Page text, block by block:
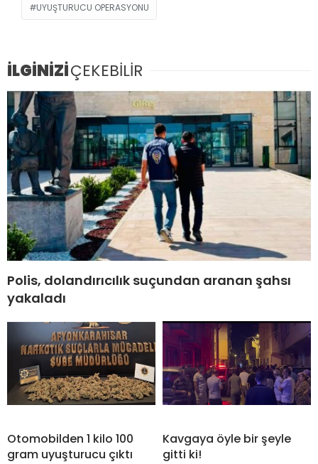
UYUŞTURUCU OPERASYONU
İLGİNİZİÇEKEBİLİR
Polis, dolandırıcılık suçundan aranan şahsı
yakaladı
Otomobilden 1 kilo 100
gram uyuşturucu çıktı
Kavgaya öyle bir şeyle
gitti ki!